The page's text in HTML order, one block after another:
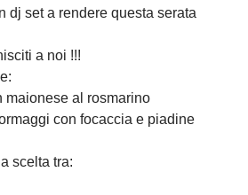
dj set a rendere questa serata
a noi !!!
maionese al rosmarino
con focaccia e piadine
scelta tra: